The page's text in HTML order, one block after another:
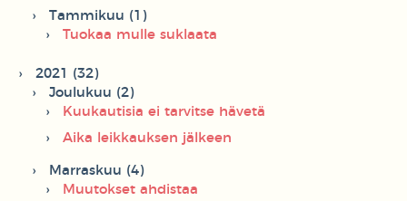
Tammikuu (1)
Tuokaa mulle suklaata
2021 (32)
Joulukuu (2)
Kuukautisia ei tarvitse hävetä
Aika leikkauksen jälkeen
Marraskuu (4)
Muutokset ahdistaa